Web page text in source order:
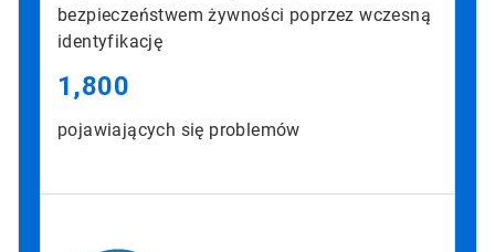
bezpieczeństwem żywności poprzez wczesną
identyfikację
1,800
pojawiających się problemów